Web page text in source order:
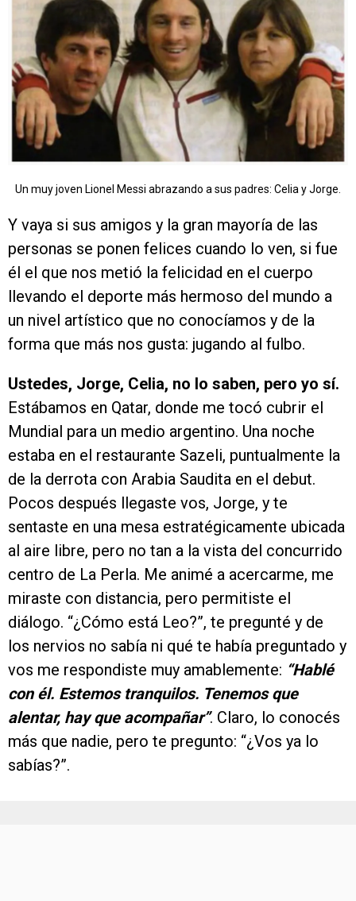
Un muy joven Lionel Messi abrazando a sus padres: Celia y Jorge.
Y vaya si sus amigos y la gran mayoría de las
personas se ponen felices cuando lo ven, si fue
él el que nos metió la felicidad en el cuerpo
llevando el deporte más hermoso del mundo a
un nivel artístico que no conocíamos y de la
forma que más nos gusta: jugando al fulbo.
Ustedes, Jorge, Celia, no lo saben, pero yo sí.
Estábamos en Qatar, donde me tocó cubrir el
Mundial para un medio argentino. Una noche
estaba en el restaurante Sazeli, puntualmente la
de la derrota con Arabia Saudita en el debut.
Pocos después llegaste vos, Jorge, y te
sentaste en una mesa estratégicamente ubicada
al aire libre, pero no tan a la vista del concurrido
centro de La Perla. Me animé a acercarme, me
miraste con distancia, pero permitiste el
diálogo. “¿Cómo está Leo?”, te pregunté y de
los nervios no sabía ni qué te había preguntado y
vos me respondiste muy amablemente: “Hablé
con él. Estemos tranquilos. Tenemos que
alentar, hay que acompañar”. Claro, lo conocés
más que nadie, pero te pregunto: “¿Vos ya lo
sabías?”.